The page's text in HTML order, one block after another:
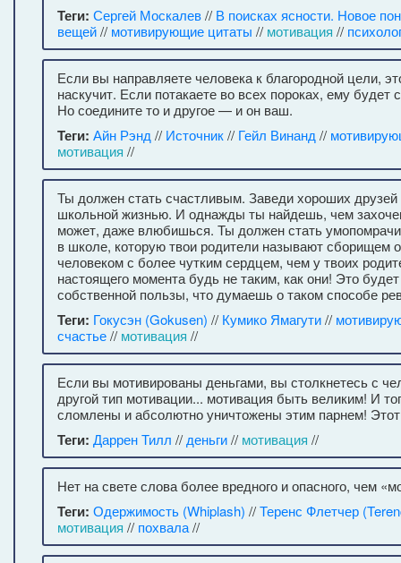
Теги: Сергей Москалев// В поисках ясности. Новое
вещей// мотивирующие цитаты // мотивация //
Если вы направляете человека к благородной цели,
наскучит. Если потакаете во всех пороках, ему будет
Но соедините то и другое — и он ваш.
Теги: Айн Рэнд // Источник// Гейл Винанд //
мотивация //
Ты должен стать счастливым. Заведи хороших
школьной жизнью. И однажды ты найдешь, чем
может, даже влюбишься. Ты должен стать
в школе, которую твои родители называют сборищем
человеком с более чутким сердцем, чем у твоих
настоящего момента будь не таким, как они! Это
собственной пользы, что думаешь о таком способе
Теги: Гокусэн (Gokusen) // Кумико Ямагути//
счастье// мотивация //
Если вы мотивированы деньгами, вы столкнетесь с
другой тип мотивации... мотивация быть великим! И
сломлены и абсолютно уничтожены этим парнем!
Теги: Даррен Тилл // деньги// мотивация //
Нет на свете слова более вредного и опасного, чем
Теги: Одержимость (Whiplash) //Теренс Флетчер
мотивация // похвала//